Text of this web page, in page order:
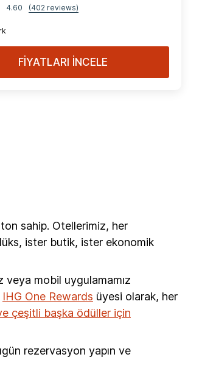
4.60
(402 reviews)
FİYATLARI İNCELE
sahip. Otellerimiz, her
ister butik, ister ekonomik
veya mobil uygulamamız
IHG One Rewards üyesi olarak, her
çeşitli başka ödüller için
rezervasyon yapın ve